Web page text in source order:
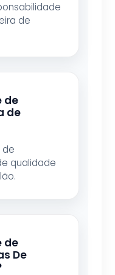
de
de
de
de
qualidade
de
De